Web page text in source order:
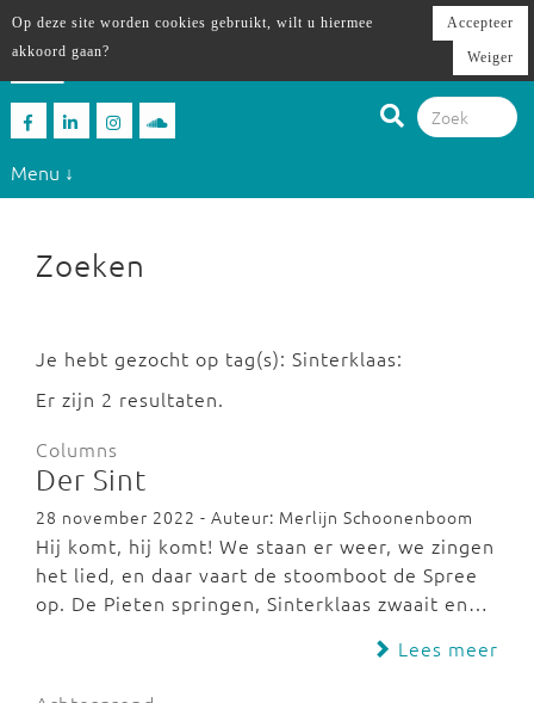
Menu ↓
Zoeken
Je hebt gezocht op tag(s): Sinterklaas:
Er zijn 2 resultaten.
Columns
Der Sint
28 november 2022 - Auteur: Merlijn Schoonenboom
Hij komt, hij komt! We staan er weer, we zingen
het lied, en daar vaart de stoomboot de Spree
op. De Pieten springen, Sinterklaas zwaait en…
Lees meer
Op deze site worden cookies gebruikt, wilt u hiermee
akkoord gaan?
Accepteer
Weiger